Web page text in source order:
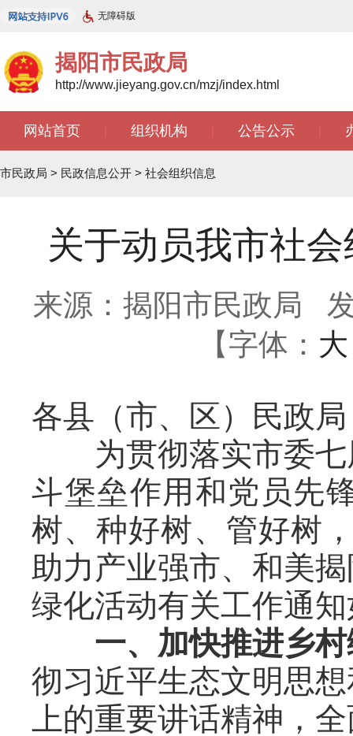
无障碍版
揭阳市民政局
http://www.jieyang.gov.cn/mzj/index.html
网站首页 组织机构 公告公示
市民政局 > 民政信息公开 > 社会组织信息
关于动员我市社
来源：揭阳市民政局
【字体： 大
各县（市、区）民政
为贯彻落实市委
斗堡垒作用和党员先
树、种好树、管好树
助力产业强市、和美
绿化活动有关工作通
一、加快推进乡
彻习近平生态文明思
上的重要讲话精神，